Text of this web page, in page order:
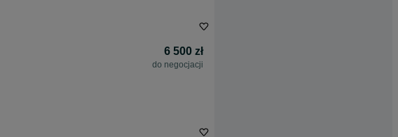
6 500 zł
do negocjacji